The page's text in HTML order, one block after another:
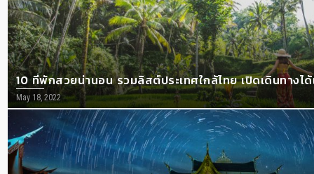
10 ที่พักสวยน่านอน รวมลิสต์ประเทศใกล้ไทย เปิดเดินทางไ
May 18, 2022